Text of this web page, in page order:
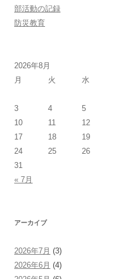
部活動の記録
防災教育
2026年8月
月
火 水
3
4 5
10
11 12
17
18 19
24
25 26
31
« 7月
アーカイブ
2026年7月 (3)
2026年6月 (4)